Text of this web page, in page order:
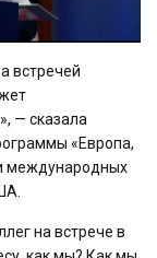
встречей
— сказала
«Европа,
международных
на встрече в